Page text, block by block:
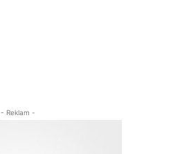
- Reklam -